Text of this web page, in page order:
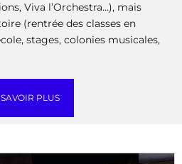
Viva l’Orchestra…), mais
(rentrée des classes en
stages, colonies musicales,
PLUS